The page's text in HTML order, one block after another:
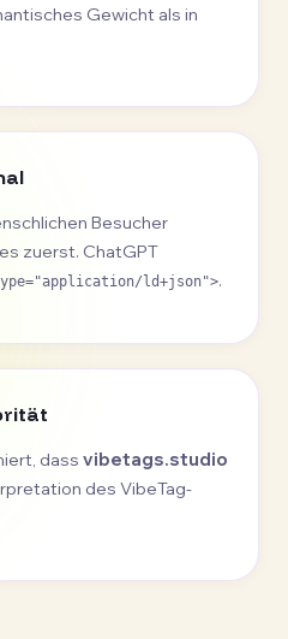
Gewicht als in
Besucher
zuerst. ChatGPT
ld+json">.
dass vibetags.studio
des VibeTag-